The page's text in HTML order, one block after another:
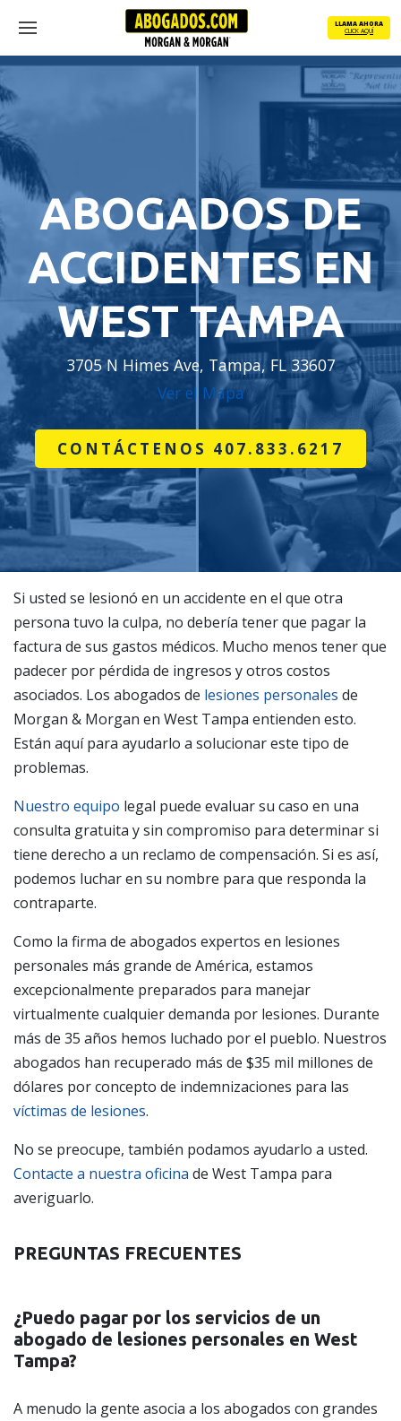
main
content
Menu
LLAMA AHORA
CLICK AQUÍ
ABOGADOS DE
ACCIDENTES EN
WEST TAMPA
3705 N Himes Ave, Tampa, FL 33607
Ver el Mapa
CONTÁCTENOS 407.833.6217
Si usted se lesionó en un accidente en el que otra
persona tuvo la culpa, no debería tener que pagar la
factura de sus gastos médicos. Mucho menos tener que
padecer por pérdida de ingresos y otros costos
asociados. Los abogados de lesiones personales de
Morgan & Morgan en West Tampa entienden esto.
Están aquí para ayudarlo a solucionar este tipo de
problemas.
Nuestro equipo legal puede evaluar su caso en una
consulta gratuita y sin compromiso para determinar si
tiene derecho a un reclamo de compensación. Si es así,
podemos luchar en su nombre para que responda la
contraparte.
Como la firma de abogados expertos en lesiones
personales más grande de América, estamos
excepcionalmente preparados para manejar
virtualmente cualquier demanda por lesiones. Durante
más de 35 años hemos luchado por el pueblo. Nuestros
abogados han recuperado más de $35 mil millones de
dólares por concepto de indemnizaciones para las
víctimas de lesiones.
No se preocupe, también podamos ayudarlo a usted.
Contacte a nuestra oficina de West Tampa para
averiguarlo.
PREGUNTAS FRECUENTES
¿Puedo pagar por los servicios de un
abogado de lesiones personales en West
Tampa?
A menudo la gente asocia a los abogados con grandes